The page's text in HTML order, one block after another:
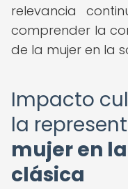
relevancia
comprender la
de la mujer en la
Impacto
la
mujer en
clásica